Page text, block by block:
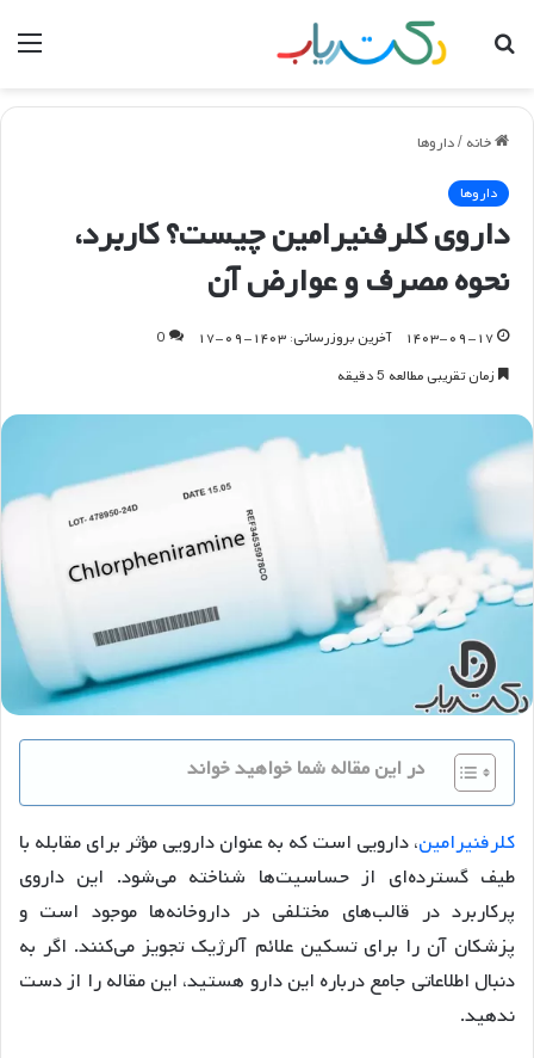
جستجو
خانه /داروها
داروها
داروی کلرفنیرامین چیست؟ کاربرد،
نحوه مصرف و عوارض آن
۱۴۰۳-۰۹-۱۷ آخرین بروزرسانی: ۱۴۰۳-۰۹-۱۷
0
زمان تقریبی مطالعه 5 دقیقه
در این مقاله شما خواهید خواند
کلرفنیرامین، دارویی است که به عنوان دارویی مؤثر برای مقابله با
طیف گسترده‌ای از حساسیت‌ها شناخته می‌شود. این داروی
پرکاربرد در قالب‌های مختلفی در داروخانه‌ها موجود است و
پزشکان آن را برای تسکین علائم آلرژیک تجویز می‌کنند. اگر به
دنبال اطلاعاتی جامع درباره این دارو هستید، این مقاله را از دست
ندهید.